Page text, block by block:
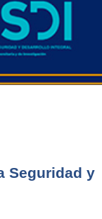
Seguridad y